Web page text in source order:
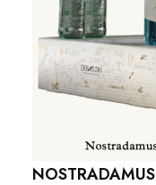
NOSTRADAMUS